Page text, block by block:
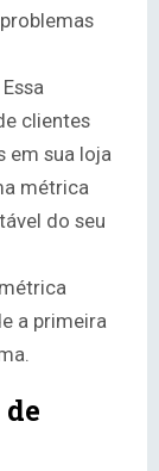
Essa
clientes
em sua loja
métrica
do seu
a primeira